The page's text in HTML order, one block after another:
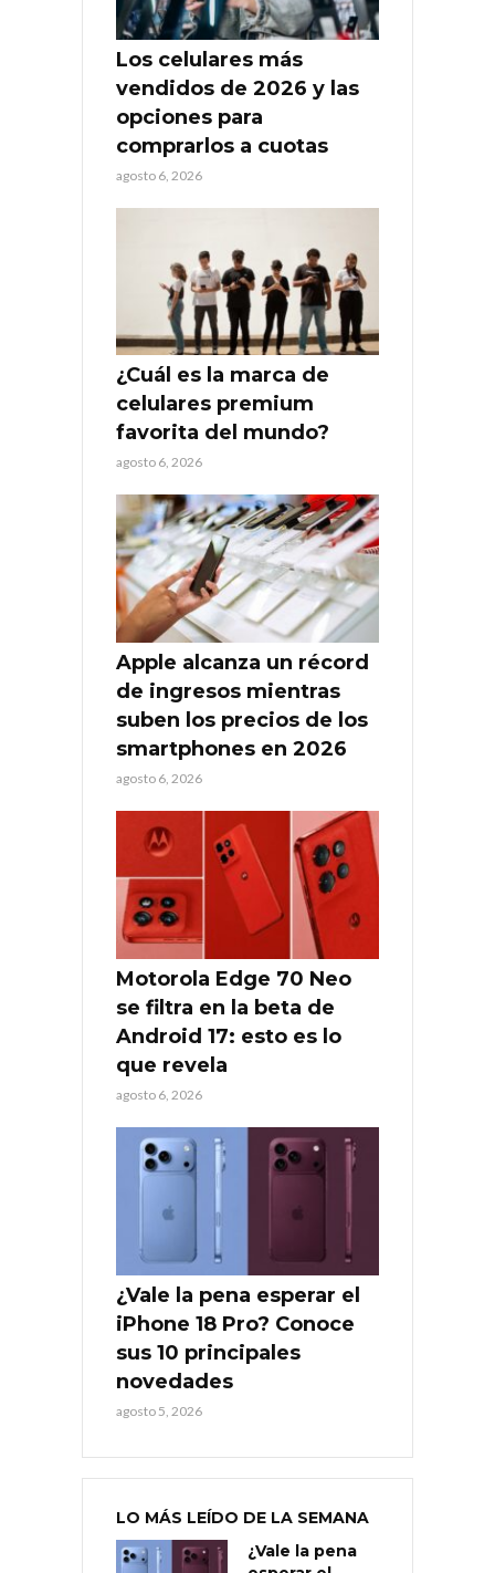
Los celulares más
vendidos de 2026 y las
opciones para
comprarlos a cuotas
agosto 6, 2026
¿Cuál es la marca de
celulares premium
favorita del mundo?
agosto 6, 2026
Apple alcanza un récord
de ingresos mientras
suben los precios de los
smartphones en 2026
agosto 6, 2026
Motorola Edge 70 Neo
se filtra en la beta de
Android 17: esto es lo
que revela
agosto 6, 2026
¿Vale la pena esperar el
iPhone 18 Pro? Conoce
sus 10 principales
novedades
agosto 5, 2026
LO MÁS LEÍDO DE LA SEMANA
¿Vale la pena